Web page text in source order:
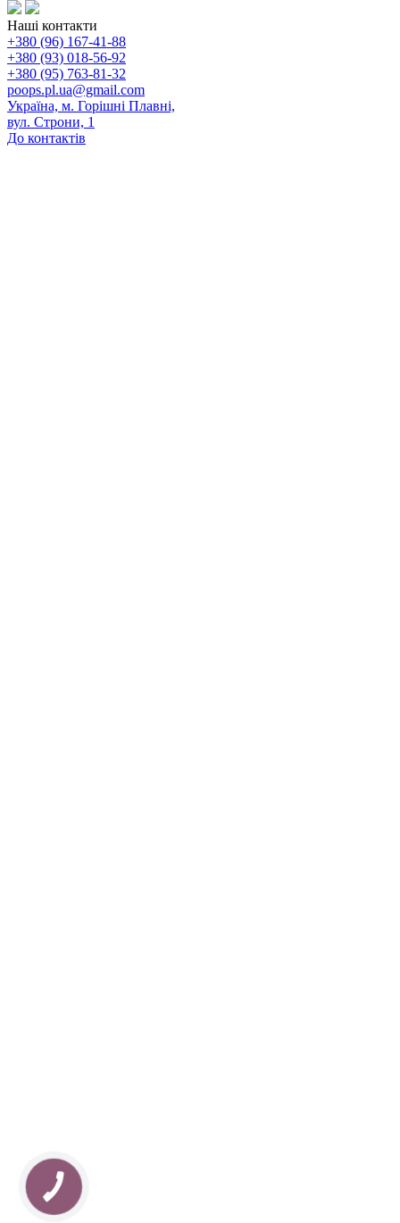
Наші контакти
+380 (96) 167-41-88
+380 (93) 018-56-92
+380 (95) 763-81-32
poops.pl.ua@gmail.com
Україна, м. Горішні Плавні,
вул. Строни, 1
До контактів